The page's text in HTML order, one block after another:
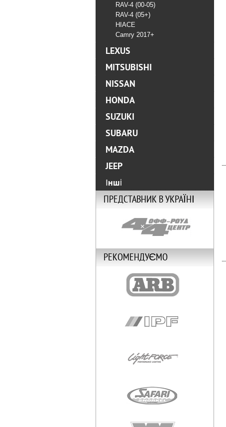
RAV-4 (00-05)
RAV-4 (05+)
HIACE
Camry 2017+
LEXUS
MITSUBISHI
NISSAN
HONDA
SUZUKI
SUBARU
MAZDA
JEEP
Інші
ПРЕДСТАВНИК В УКРАЇНІ
РЕКОМЕНДУЄМО